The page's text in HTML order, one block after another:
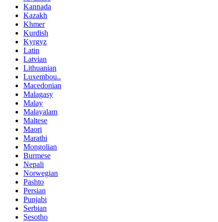
Kannada
Kazakh
Khmer
Kurdish
Kyrgyz
Latin
Latvian
Lithuanian
Luxembou..
Macedonian
Malagasy
Malay
Malayalam
Maltese
Maori
Marathi
Mongolian
Burmese
Nepali
Norwegian
Pashto
Persian
Punjabi
Serbian
Sesotho